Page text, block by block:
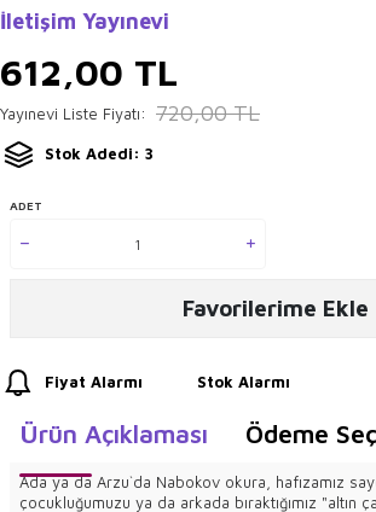
İletişim Yayınevi
612,00 TL
Yayınevi Liste Fiyatı: 720,00TL
Stok Adedi: 3
ADET
Favorilerime Ekle
Fiyat Alarmı Stok Alarmı
Ürün Açıklaması Ödeme
Ada ya da Arzu`da Nabokov okura, hafızamız
çocukluğumuzu ya da arkada bıraktığımız "altın